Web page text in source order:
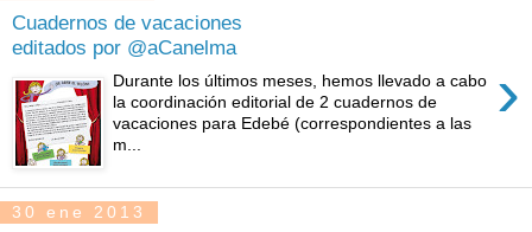
Cuadernos de vacaciones
editados por @aCanelma
›
Durante los últimos meses, hemos llevado a cabo
la coordinación editorial de 2 cuadernos de
vacaciones para Edebé (correspondientes a las
m...
30 ene 2013